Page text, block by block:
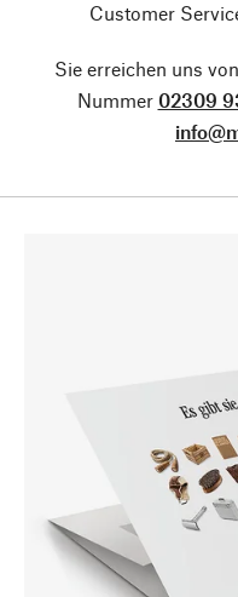
Customer
Sie erreichen uns
Nummer 02309